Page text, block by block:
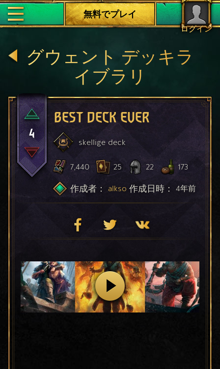
ログイン
無料でプレイ
グウェント デッキラ
イブラリ
4
BEST DECK EVER
skellige deck
7,440 25 22 173
作成者： alkso 作成日時： 4年前